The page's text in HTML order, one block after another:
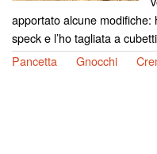
apportato alcune
speck e l’ho tagliata a
Pancetta
Gnocchi